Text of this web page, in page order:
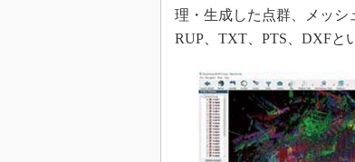
理・生成した点群、メッシ
RUP、TXT、PTS、DXFと